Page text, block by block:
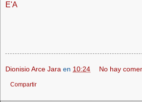
E'A
Dionisio Arce Jara en 10:24 No hay
Compartir